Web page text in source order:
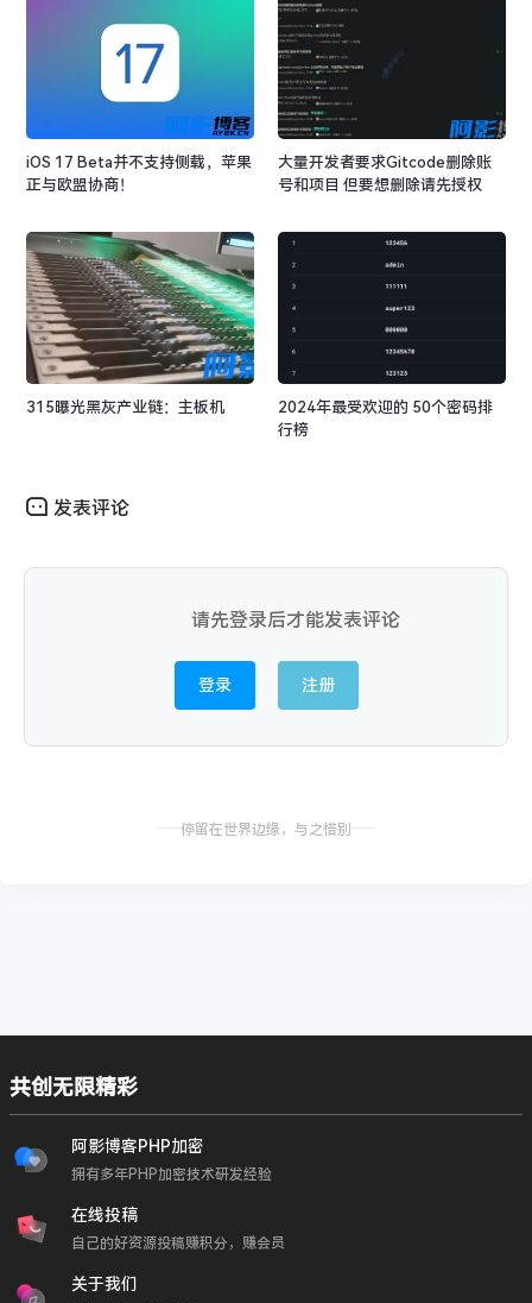
iOS 17 Beta并不支持侧载，苹果
正与欧盟协商！
大量开发者要求Gitcode删除账
号和项目 但要想删除请先授权
315曝光黑灰产业链：主板机
2024年最受欢迎的 50个密码排
行榜
发表评论
请先登录后才能发表评论
登录 注册
停留在世界边缘，与之惜别
共创无限精彩
阿影博客PHP加密
拥有多年PHP加密技术研发经验
在线投稿
自己的好资源投稿赚积分，赚会员
关于我们